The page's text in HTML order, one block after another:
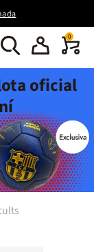
0
oficial